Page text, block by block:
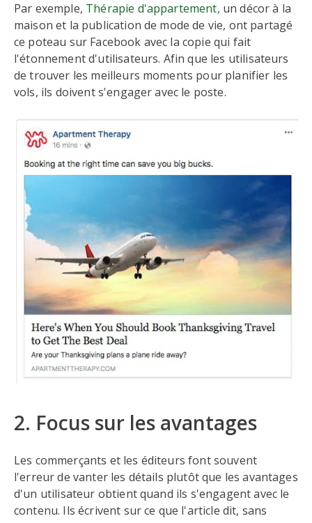
Par exemple, Thérapie d'appartement, un décor à la
maison et la publication de mode de vie, ont partagé
ce poteau sur Facebook avec la copie qui fait
l'étonnement d'utilisateurs. Afin que les utilisateurs
de trouver les meilleurs moments pour planifier les
vols, ils doivent s'engager avec le poste.
2. Focus sur les avantages
Les commerçants et les éditeurs font souvent
l'erreur de vanter les détails plutôt que les avantages
d'un utilisateur obtient quand ils s'engagent avec le
contenu. Ils écrivent sur ce que l'article dit, sans